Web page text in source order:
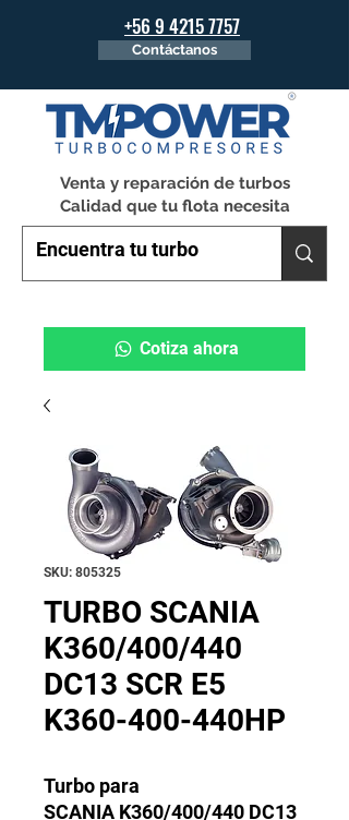
+56 9 4215 7757
Contáctanos
Venta y reparación de turbos
Calidad que tu flota necesita
Cotiza ahora
SKU: 805325
TURBO SCANIA
K360/400/440
DC13 SCR E5
K360-400-440HP
Turbo para
SCANIA K360/400/440 DC13